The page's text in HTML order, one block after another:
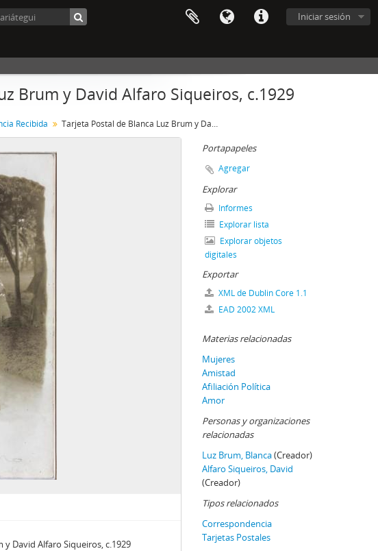
Iniciar sesión
Brum y David Alfaro Siqueiros, c.1929
Recibida Tarjeta Postal de Blanca Luz Brum y David Alfaro Siqueiros, c.1929
y David Alfaro Siqueiros, c.1929
Portapapeles
Agregar
Explorar
Informes
Explorar lista
Explorar objetos
digitales
Exportar
XML de Dublin Core 1.1
EAD 2002 XML
Materias relacionadas
Mujeres
Amistad
Afiliación Política
Amor
Personas y organizaciones
relacionadas
Luz Brum, Blanca(Creador)
Alfaro Siqueiros, David
(Creador)
Tipos relacionados
Correspondencia
Tarjetas Postales